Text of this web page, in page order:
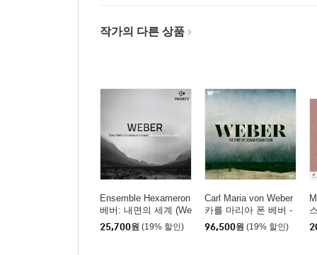
작가의 다른 상품
Ensemble Hexameron
베버: 내면의 세계 (We
ber: Eine Welt in Meine
m Innern)
25,700원 (19% 할인)
Carl Maria von Weber
카를 마리아 폰 베버 -
독일 로맨티시즘의 영
혼 (The Spirit of Germa
96,500원 (19% 할인)